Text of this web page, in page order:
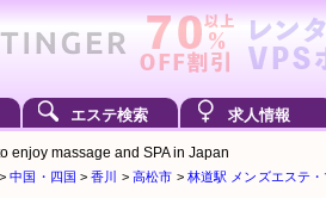
エステ検索 求人情報
enjoy massage and SPA in Japan
中国・四国 >香川 > 高松市 > 林道駅 メンズエステ